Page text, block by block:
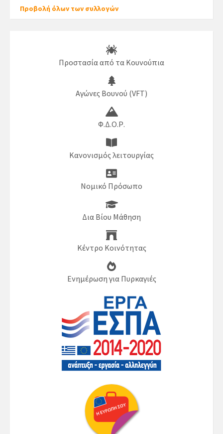
Προβολή όλων των συλλογών
Προστασία από τα Κουνούπια
Αγώνες Βουνού (VFT)
Φ.Δ.Ο.Ρ.
Κανονισμός λειτουργίας
Νομικό Πρόσωπο
Δια Βίου Μάθηση
Κέντρο Κοινότητας
Ενημέρωση για Πυρκαγιές